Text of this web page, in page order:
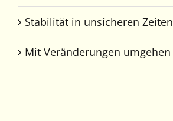
Stabilität in unsicheren Zeiten
Mit Veränderungen umgehen